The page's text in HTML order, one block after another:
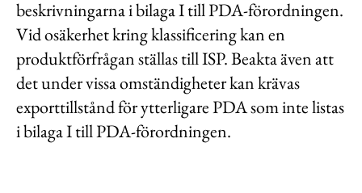
beskrivningarna i bilaga I till PDA-förordningen.
Vid osäkerhet kring klassificering kan en
produktförfrågan ställas till ISP. Beakta även att
det under vissa omständigheter kan krävas
exporttillstånd för ytterligare PDA som inte listas
i bilaga I till PDA-förordningen.